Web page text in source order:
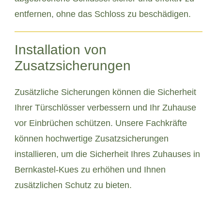
entfernen, ohne das Schloss zu beschädigen.
Installation von
Zusatzsicherungen
Zusätzliche Sicherungen können die Sicherheit
Ihrer Türschlösser verbessern und Ihr Zuhause
vor Einbrüchen schützen. Unsere Fachkräfte
können hochwertige Zusatzsicherungen
installieren, um die Sicherheit Ihres Zuhauses in
Bernkastel-Kues zu erhöhen und Ihnen
zusätzlichen Schutz zu bieten.